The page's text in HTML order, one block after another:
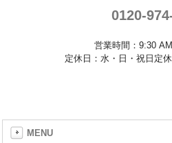
0120-
営業時間：9:30
定休日：水・日・祝日定
MENU